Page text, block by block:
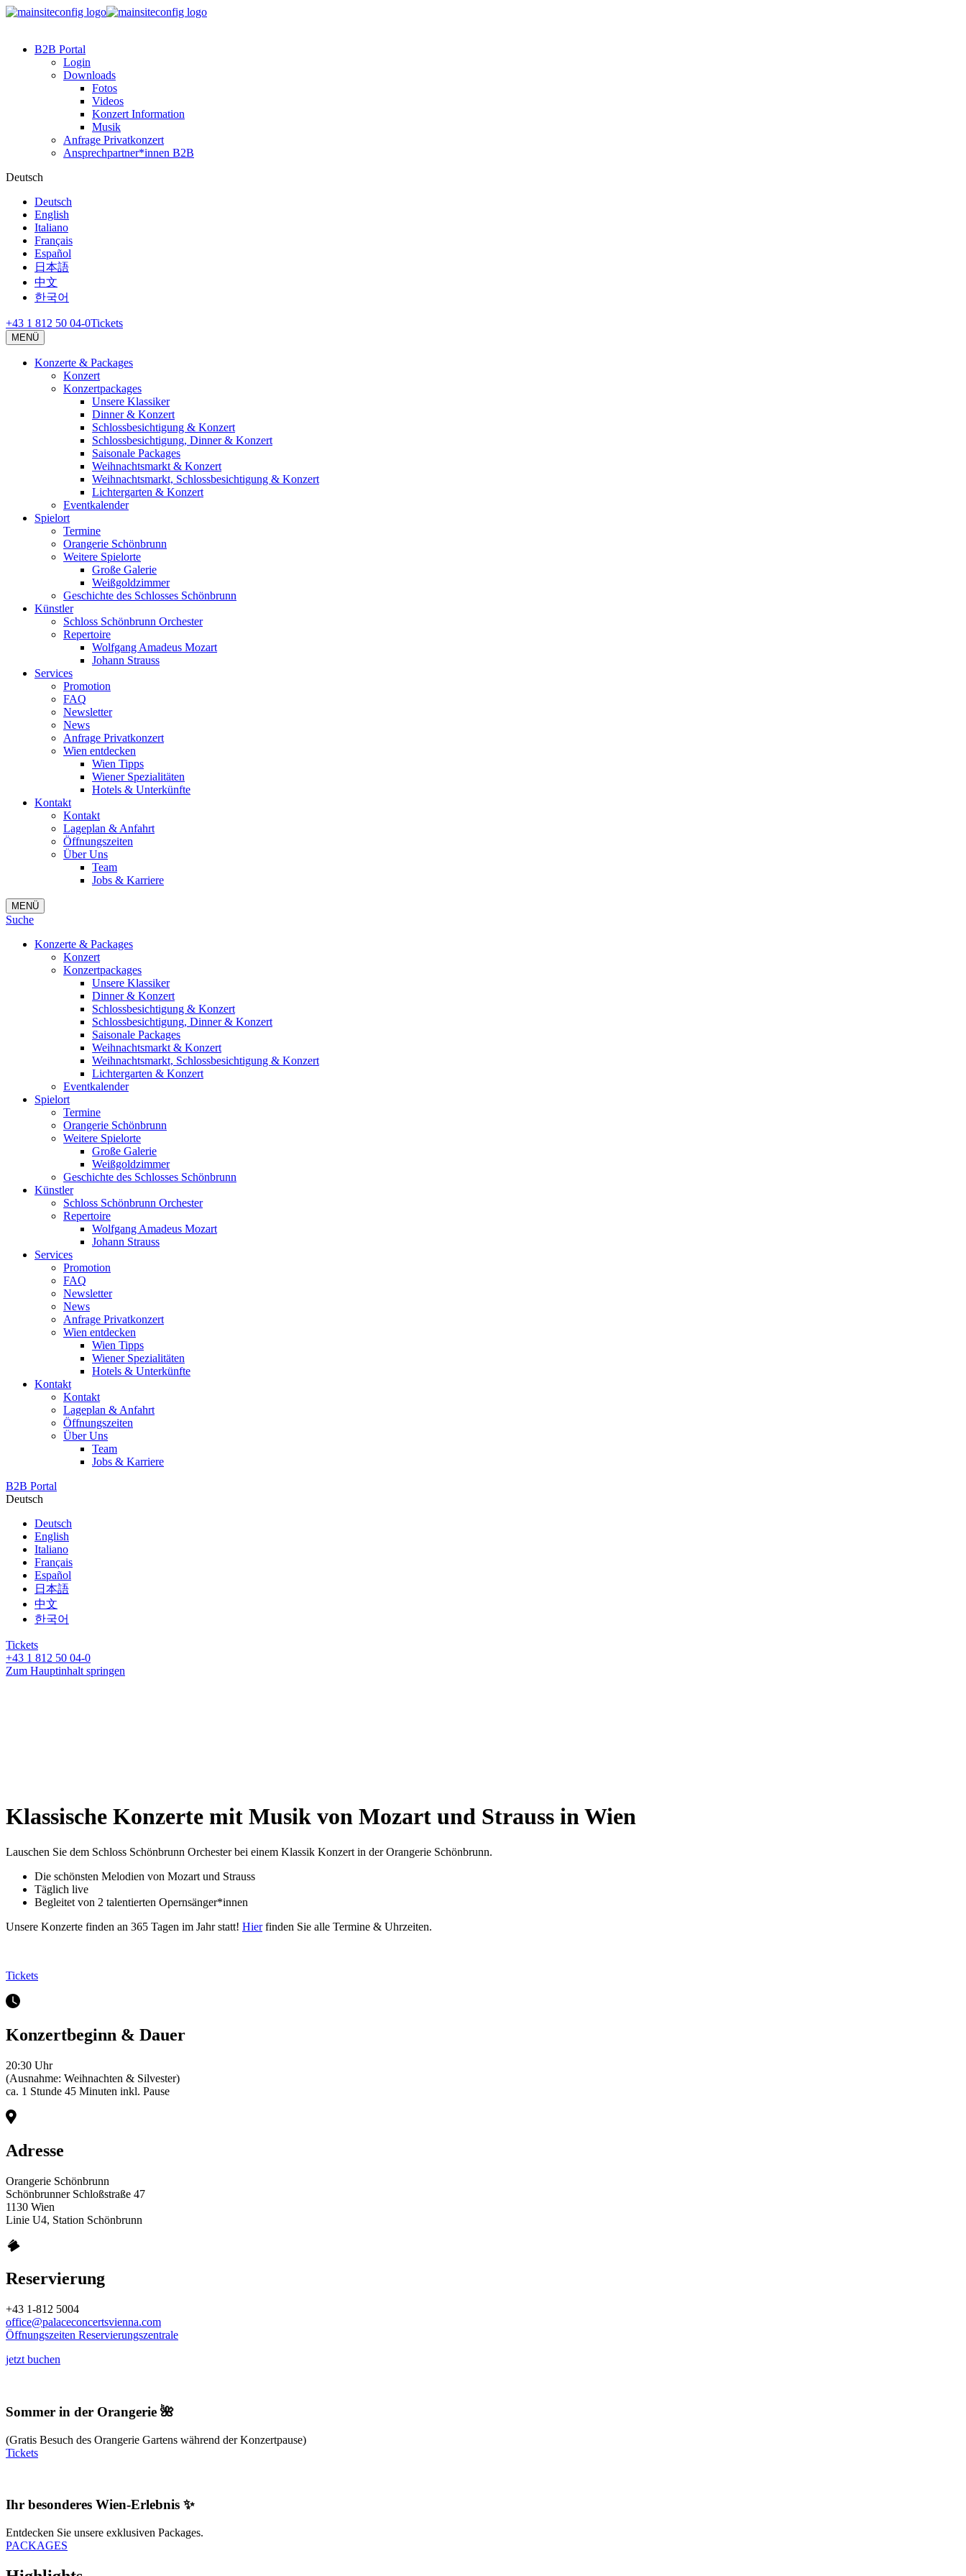
B2B Portal
Login
Downloads
Fotos
Videos
Konzert Information
Musik
Anfrage Privatkonzert
Ansprechpartner*innen B2B
Deutsch
Deutsch
English
Italiano
Français
Español
日本語
中文
한국어
+43 1 812 50 04-0Tickets
MENÜ
Konzerte & Packages
Konzert
Konzertpackages
Unsere Klassiker
Dinner & Konzert
Schlossbesichtigung & Konzert
Schlossbesichtigung, Dinner & Konzert
Saisonale Packages
Weihnachtsmarkt & Konzert
Weihnachtsmarkt, Schlossbesichtigung & Konzert
Lichtergarten & Konzert
Eventkalender
Spielort
Termine
Orangerie Schönbrunn
Weitere Spielorte
Große Galerie
Weißgoldzimmer
Geschichte des Schlosses Schönbrunn
Künstler
Schloss Schönbrunn Orchester
Repertoire
Wolfgang Amadeus Mozart
Johann Strauss
Services
Promotion
FAQ
Newsletter
News
Anfrage Privatkonzert
Wien entdecken
Wien Tipps
Wiener Spezialitäten
Hotels & Unterkünfte
Kontakt
Kontakt
Lageplan & Anfahrt
Öffnungszeiten
Über Uns
Team
Jobs & Karriere
MENÜ
Suche
Konzerte & Packages
Konzert
Konzertpackages
Unsere Klassiker
Dinner & Konzert
Schlossbesichtigung & Konzert
Schlossbesichtigung, Dinner & Konzert
Saisonale Packages
Weihnachtsmarkt & Konzert
Weihnachtsmarkt, Schlossbesichtigung & Konzert
Lichtergarten & Konzert
Eventkalender
Spielort
Termine
Orangerie Schönbrunn
Weitere Spielorte
Große Galerie
Weißgoldzimmer
Geschichte des Schlosses Schönbrunn
Künstler
Schloss Schönbrunn Orchester
Repertoire
Wolfgang Amadeus Mozart
Johann Strauss
Services
Promotion
FAQ
Newsletter
News
Anfrage Privatkonzert
Wien entdecken
Wien Tipps
Wiener Spezialitäten
Hotels & Unterkünfte
Kontakt
Kontakt
Lageplan & Anfahrt
Öffnungszeiten
Über Uns
Team
Jobs & Karriere
B2B Portal
Deutsch
Deutsch
English
Italiano
Français
Español
日本語
中文
한국어
Tickets
+43 1 812 50 04-0
Zum Hauptinhalt springen
Klassische Konzerte mit Musik von Mozart und Strauss in Wien
Lauschen Sie dem Schloss Schönbrunn Orchester bei einem Klassik Konzert in der Orangerie Schönbrunn.
Die schönsten Melodien von Mozart und Strauss
Täglich live
Begleitet von 2 talentierten Opernsänger*innen
Unsere Konzerte finden an 365 Tagen im Jahr statt! Hierfinden Sie alle Termine & Uhrzeiten.
Tickets
Konzertbeginn & Dauer
20:30 Uhr
(Ausnahme: Weihnachten & Silvester)
ca. 1 Stunde 45 Minuten inkl. Pause
Adresse
Orangerie Schönbrunn
Schönbrunner Schloßstraße 47
1130 Wien
Linie U4, Station Schönbrunn
Reservierung
+43 1-812 5004
office@palaceconcertsvienna.com
Öffnungszeiten Reservierungszentrale
jetzt buchen
Sommer in der Orangerie 🌺
(Gratis Besuch des Orangerie Gartens während der Konzertpause)
Tickets
Ihr besonderes Wien-Erlebnis ✨
Entdecken Sie unsere exklusiven Packages.
PACKAGES